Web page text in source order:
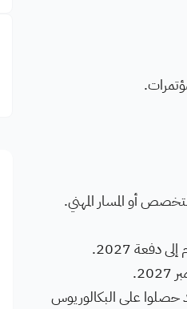
أو المسار المهني.
حصلوا على البكالوريوس